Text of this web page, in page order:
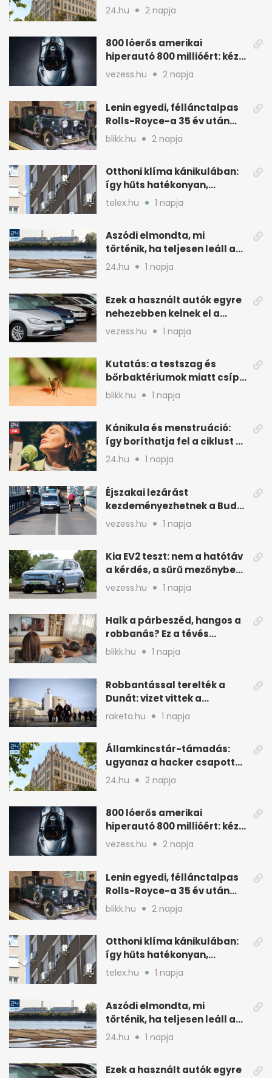
le, mint Romániában
24.hu 2 napja
800 lóerős amerikai
hiperautó 800 millióért: kézi
váltóval jön
vezess.hu 2 napja
Lenin egyedi, féllánctalpas
Rolls-Royce-a 35 év után
kijött a garázsból
blikk.hu 2 napja
Otthoni klíma kánikulában:
így hűts hatékonyan,
kevesebb árammal
telex.hu 1 napja
Aszódi elmondta, mi
történik, ha teljesen leáll a
paksi atomerőmű
24.hu 1 napja
Ezek a használt autók egyre
nehezebben kelnek el a
magyar piacon
vezess.hu 1 napja
Kutatás: a testszag és
bőrbaktériumok miatt csípik
inkább a szúnyogok
blikk.hu 1 napja
Kánikula és menstruáció:
így boríthatja fel a ciklust a
hőség
24.hu 1 napja
Éjszakai lezárást
kezdeményezhetnek a Budai
Váralagútnál Budapesten
vezess.hu 1 napja
Kia EV2 teszt: nem a hatótáv
a kérdés, a sűrű mezőnyben
dől el
vezess.hu 1 napja
Halk a párbeszéd, hangos a
robbanás? Ez a tévés
beállítás segít
blikk.hu 1 napja
Robbantással terelték a
Dunát: vizet vittek a
cernavodai atomerőmű felé
raketa.hu 1 napja
Államkincstár-támadás:
ugyanaz a hacker csapott
le, mint Romániában
24.hu 2 napja
800 lóerős amerikai
hiperautó 800 millióért: kézi
váltóval jön
vezess.hu 2 napja
Lenin egyedi, féllánctalpas
Rolls-Royce-a 35 év után
kijött a garázsból
blikk.hu 2 napja
Otthoni klíma kánikulában:
így hűts hatékonyan,
kevesebb árammal
telex.hu 1 napja
Aszódi elmondta, mi
történik, ha teljesen leáll a
paksi atomerőmű
24.hu 1 napja
Ezek a használt autók egyre